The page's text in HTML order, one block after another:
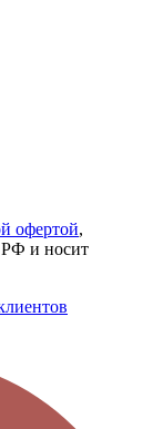
офертой,
РФ и носит